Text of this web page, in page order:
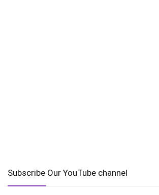
Subscribe Our YouTube channel